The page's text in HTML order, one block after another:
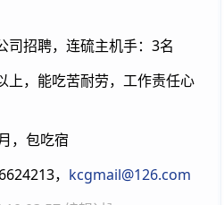
司招聘，连硫主机手：3名
上，能吃苦耐劳，工作责任心
，包吃宿
， kcgmail@126.com